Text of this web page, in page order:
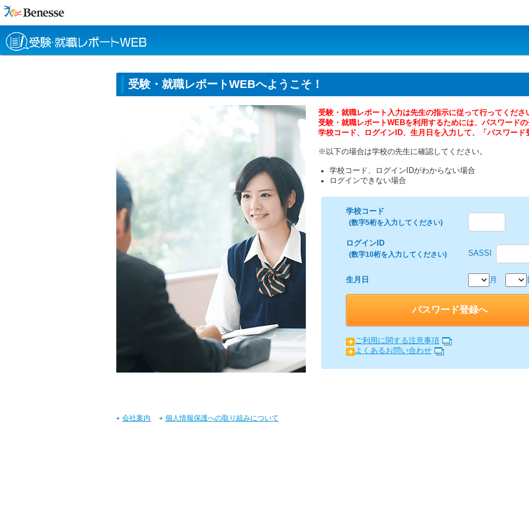
受験・就職レポートWEBへようこそ！
受験・就職レポート入力は先生の指示に従って行ってくださ
受験・就職レポートWEBを利用するためには、パスワード
学校コード、ログインID、生月日を入力して、「パスワー
※以下の場合は学校の先生に確認してください。
学校コード、ログインIDがわからない場合
ログインできない場合
学校コード
(数字5桁を入力してください)
ログインID
(数字10桁を入力してください)
SASSI
生月日 月
パスワード登録へ
ご利用に関する注意事項
よくあるお問い合わせ
会社案内 個人情報保護への取り組みについて